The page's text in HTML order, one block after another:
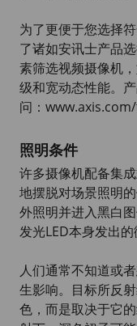
为了更便于您选择
了诸如安讯士产品
素筛选视频摄像机
级和宽动态性能。
问：www.axis.com/
照明条件
许多摄像机配备集
地摆脱对场景照明
外照明并进入黑白
发光LED本身发出的
人们通常不知道或
生影响。目标所反
色，而是取决于它